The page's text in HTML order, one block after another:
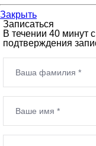
Закрыть
Записаться
В течении 40 минут
подтверждения